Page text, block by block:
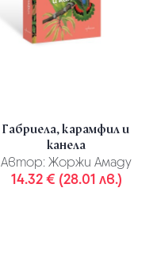
Габриела, карамфил и
канела
Автор: Жоржи Амаду
14.32 € (28.01 лв.)